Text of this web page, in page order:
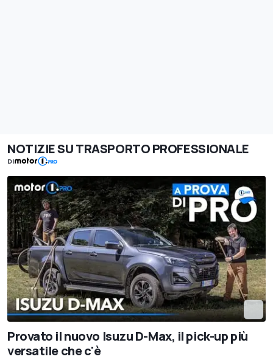
NOTIZIE SU TRASPORTO PROFESSIONALE
DI
Provato il nuovo Isuzu D-Max, il pick-up più
versatile che c'è